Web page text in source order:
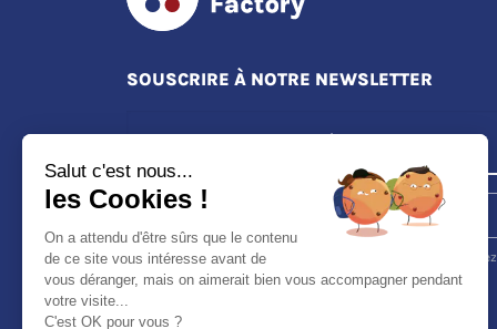
SOUSCRIRE À NOTRE NEWSLETTER
S'ABONNER
Vous pouvez vous désinscrire à tout moment. Vous trouverez
pour cela nos informations de contact dans les conditions
Salut c'est nous...
les Cookies !
On a attendu d'être sûrs que le contenu
de ce site vous intéresse avant de
vous déranger, mais on aimerait bien vous accompagner pendant
votre visite...
C'est OK pour vous ?